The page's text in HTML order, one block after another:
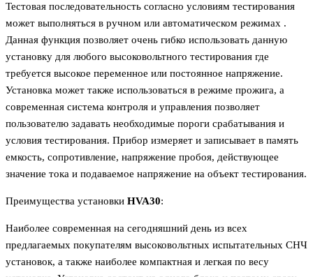
Тестовая последовательность согласно условиям тестирования
может выполняться в ручном или автоматическом режимах .
Данная функция позволяет очень гибко использовать данную
установку для любого высоковольтного тестирования где
требуется высокое переменное или постоянное напряжение.
Установка может также использоваться в режиме прожига, а
современная система контроля и управления позволяет
пользователю задавать необходимые пороги срабатывания и
условия тестирования. Прибор измеряет и записывает в память
емкость, сопротивление, напряжение пробоя, действующее
значение тока и подаваемое напряжение на объект тестирования.
Преимущества установки HVA30:
Наиболее современная на сегодняшний день из всех
предлагаемых покупателям высоковольтных испытательных СНЧ
установок, а также наиболее компактная и легкая по весу